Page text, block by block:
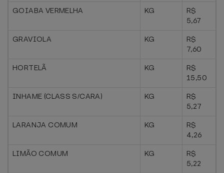
GOIABA VERMELHA
KG
R$
5,67
GRAVIOLA
KG
R$
7,60
HORTELÃ
KG
R$
15,50
INHAME (CLASS S/CARA)
KG
R$
5,27
LARANJA COMUM
KG
R$
4,26
LIMÃO COMUM
KG
R$
5,22